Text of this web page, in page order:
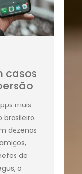
casos
mais
brasileiro.
dezenas
de
o